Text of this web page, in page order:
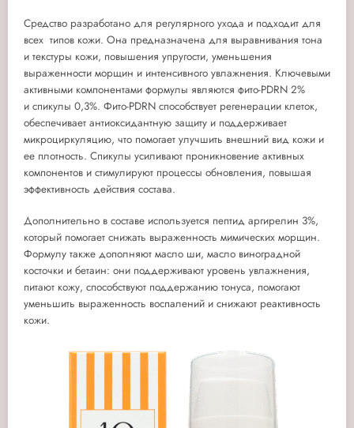
Средство разработано для регулярного ухода и подходит для
всех типов кожи. Она предназначена для выравнивания тона
и текстуры кожи, повышения упругости, уменьшения
выраженности морщин и интенсивного увлажнения. Ключевыми
активными компонентами формулы являются фито-PDRN 2%
и спикулы 0,3%. Фито-PDRN способствует регенерации клеток,
обеспечивает антиоксидантную защиту и поддерживает
микроциркуляцию, что помогает улучшить внешний вид кожи и
ее плотность. Спикулы усиливают проникновение активных
компонентов и стимулируют процессы обновления, повышая
эффективность действия состава.
Дополнительно в составе используется пептид аргирелин 3%,
который помогает снижать выраженность мимических морщин.
Формулу также дополняют масло ши, масло виноградной
косточки и бетаин: они поддерживают уровень увлажнения,
питают кожу, способствуют поддержанию тонуса, помогают
уменьшить выраженность воспалений и снижают реактивность
кожи.